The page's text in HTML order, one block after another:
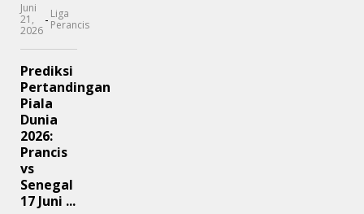
Juni
21,
2026
- Liga
Perancis
Prediksi
Pertandingan
Piala
Dunia
2026:
Prancis
vs
Senegal
17 Juni ...